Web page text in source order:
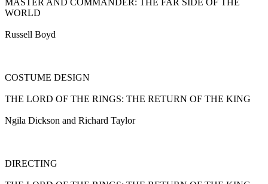
MASTER AND COMMANDER: THE FAR SIDE OF THE
WORLD
Russell Boyd
COSTUME DESIGN
THE LORD OF THE RINGS: THE RETURN OF THE KING
Ngila Dickson and Richard Taylor
DIRECTING